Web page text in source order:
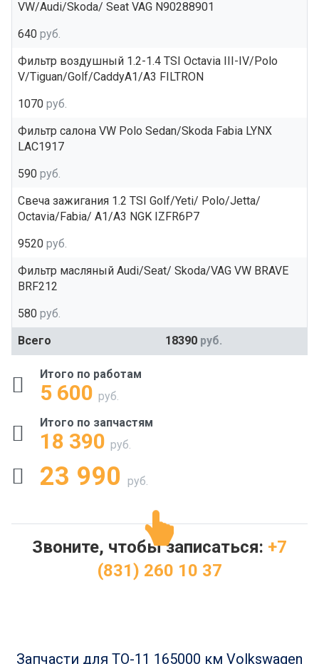
VW/Audi/Skoda/ Seat VAG N90288901
640 руб.
Фильтр воздушный 1.2-1.4 TSI Octavia III-IV/Polo
V/Tiguan/Golf/CaddyA1/A3 FILTRON
1070 руб.
Фильтр салона VW Polo Sedan/Skoda Fabia LYNX
LAC1917
590 руб.
Свеча зажигания 1.2 TSI Golf/Yeti/ Polo/Jetta/
Octavia/Fabia/ A1/A3 NGK IZFR6P7
9520 руб.
Фильтр масляный Audi/Seat/ Skoda/VAG VW BRAVE
BRF212
580 руб.
Всего
18390 руб.
Итого по работам
5 600 руб.
Итого по запчастям
18 390 руб.
23 990 руб.
Звоните, чтобы записаться: +7
(831) 260 10 37
Запчасти для ТО-11 165000 км Volkswagen